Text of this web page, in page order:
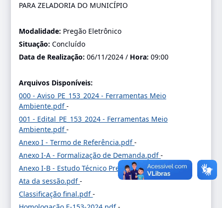
PARA ZELADORIA DO MUNICÍPIO
Modalidade: Pregão Eletrônico
Situação:Concluído
Data de Realização:06/11/2024 / Hora:09:00
Arquivos Disponíveis:
000 - Aviso_PE_153_2024 - Ferramentas Meio
Ambiente.pdf-
001 - Edital_PE_153_2024 - Ferramentas Meio
Ambiente.pdf-
Anexo I - Termo de Referência.pdf-
Anexo I-A - Formalização de Demanda.pdf-
Anexo I-B - Estudo Técnico Preliminar.pdf-
Ata da sessão.pdf-
Classificação final.pdf-